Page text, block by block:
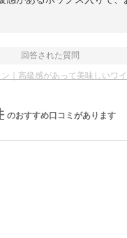
回答された質問
｜高級感があって美味しいワ
のおすすめ口コミがあります